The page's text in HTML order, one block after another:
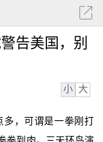
告美国，别
小 大
多，可谓是一拳刚打